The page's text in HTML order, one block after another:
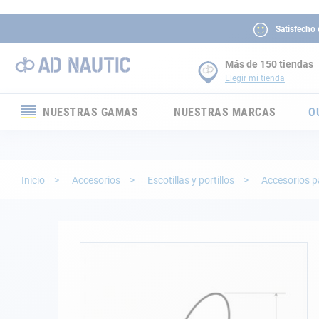
Satisfecho
Más de 150 tiendas
Elegir mi tienda
NUESTRAS GAMAS
Electricidad
NUESTRAS MARCAS
Inicio Accesorios Escotillas y portillos Accesorios